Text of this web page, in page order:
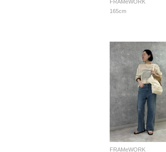
FRAMeWORK
165cm
FRAMeWORK